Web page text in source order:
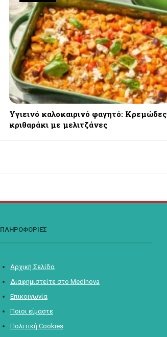
Υγιεινό καλοκαιρινό φαγητό: Κρεμώδες
κριθαράκι με μελιτζάνες
ΠΛΗΡΟΦΟΡΙΕΣ
Αρχική Σελίδα
Διαφημιστείτε στο Medinova
Επικοινωνία
Ποιοι είμαστε
Πολιτική Cookies